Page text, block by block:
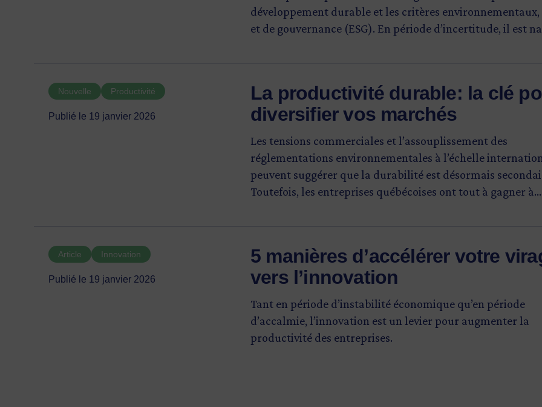
développement durable et les critères environnementaux,
et de gouvernance (ESG). En période d’incertitude, il est
priorités du moment. Néanmoins, les coûts de l’inaction
bénéfices d’agir le sont encore plus.
Nouvelle Productivité
Publié le 19 janvier 2026
La productivité durable: la clé
diversifier vos marchés
Les tensions commerciales et l’assouplissement des
réglementations environnementales à l’échelle
peuvent suggérer que la durabilité est désormais
Toutefois, les entreprises québécoises ont tout à gagner à
Exportations, à Investissement Québec. «C’est sûr que le
d’affaires qui misent sur le développement durable. Mais
bénéfices demeurent. Le public, les employés, les
œuvre pour réduire leur impact environnemental.»
Article Innovation
Publié le 19 janvier 2026
5 manières d’accélérer votre
vers l’innovation
Tant en période d’instabilité économique qu’en période
d’accalmie, l’innovation est un levier pour augmenter la
productivité des entreprises.